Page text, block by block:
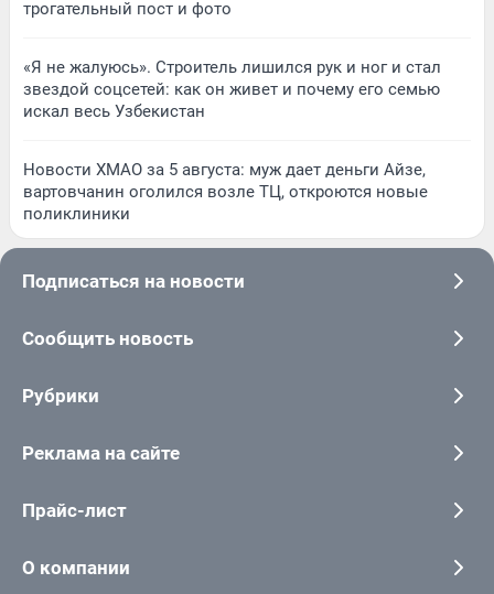
трогательный пост и фото
«Я не жалуюсь». Строитель лишился рук и ног и стал
звездой соцсетей: как он живет и почему его семью
искал весь Узбекистан
Новости ХМАО за 5 августа: муж дает деньги Айзе,
вартовчанин оголился возле ТЦ, откроются новые
поликлиники
Подписаться на новости
Сообщить новость
Рубрики
Реклама на сайте
Прайс-лист
О компании